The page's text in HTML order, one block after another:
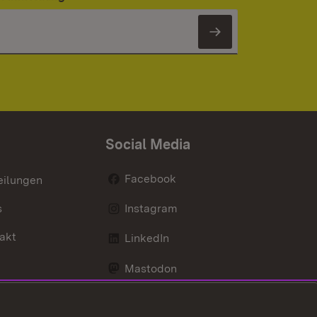
Newsletter
Social Media
Facebook
Instagram
LinkedIn
Mastodon